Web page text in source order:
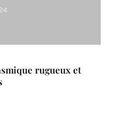
rugueux et